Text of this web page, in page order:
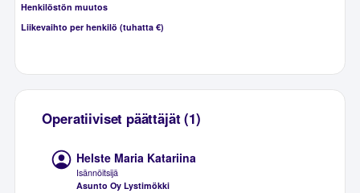
Henkilöstön muutos
Liikevaihto per henkilö (tuhatta €)
Operatiiviset päättäjät (1)
Helste Maria Katariina
Isännöitsijä
Asunto Oy Lystimökki